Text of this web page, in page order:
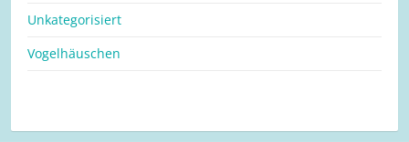
Unkategorisiert
Vogelhäuschen